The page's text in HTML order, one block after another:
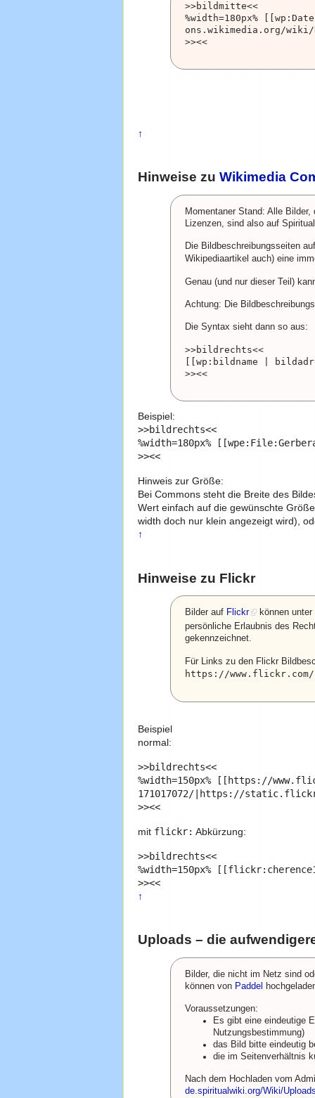
>>bildmitte<<
%width=180px%
ons.wikimedia.org/wiki/
↑
Hinweise zu Wikimedia
Momentaner Stand: Alle
Lizenzen, sind also auf
Die Bildbeschreibungsseiten
Wikipediaartikel auch) eine
Genau (und nur dieser Teil)
Achtung: Die
Die Syntax sieht dann so aus:
>>bildrechts<<
[[wp:bildname |
Beispiel:
>>bildrechts<<
%width=180px%
>><<
Hinweis zur Größe:
Bei Commons steht die Breite des
Wert einfach auf die gewünschte
width doch nur klein angezeigt wird),
↑
Hinweise zu Flickr
Bilder auf Flickr
können
persönliche Erlaubnis des
gekennzeichnet.
Für Links zu den Flickr
https://www.flickr.com/
Beispiel
normal:
>>bildrechts<<
%width=150px% [[https://
171017072/|https://
>><<
mit flickr: Abkürzung:
>>bildrechts<<
%width=150px%
>><<
↑
Uploads – die
Bilder, die nicht im Netz sind
können von Paddel
Voraussetzungen:
Es gibt eine eindeutige
Nutzungsbestimmung)
das Bild bitte eindeutig
die im Seitenverhältnis
Nach dem Hochladen vom
de.spiritualwiki.org/Wiki/